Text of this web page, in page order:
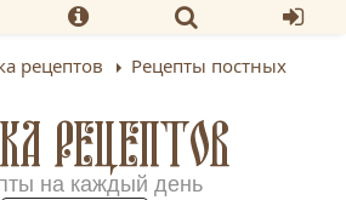
рецептов
Рецепты постных
РЕЦЕПТОВ
на каждый день